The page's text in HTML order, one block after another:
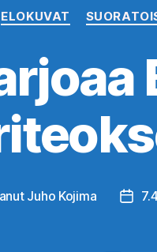
Kategoriat
ELOKUVAT
Juho Kojima